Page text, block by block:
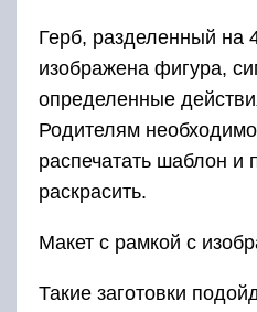
Герб, разделенный на
изображена фигура,
определенные
Родителям
распечатать шаблон и
раскрасить.
Макет с рамкой с
Такие заготовки